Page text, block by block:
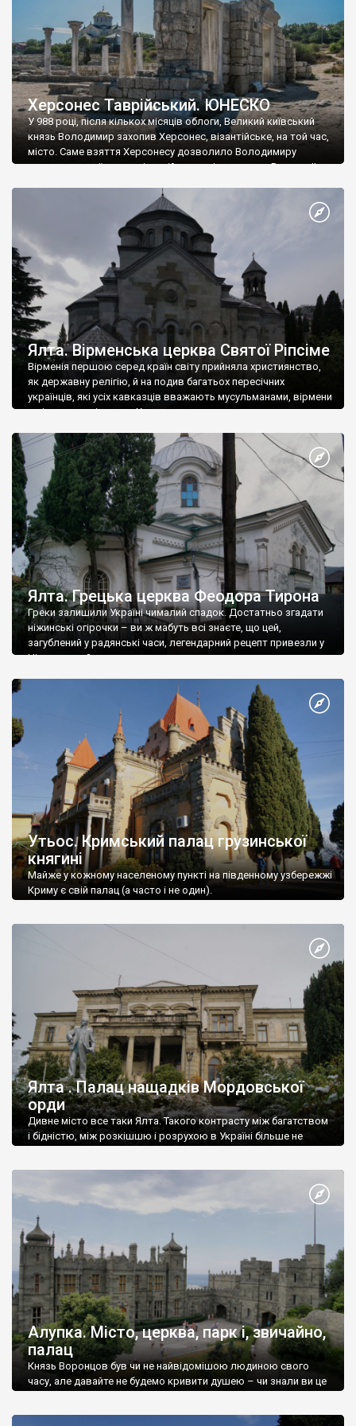
Херсонес Таврійський. ЮНЕСКО
У 988 році, після кількох місяців облоги, Великий київський
князь Володимир захопив Херсонес, візантійське, на той час,
місто. Саме взяття Херсонесу дозволило Володимиру
диктувати свої умови візантійському імператору Василю ІІ, та
Херсонесі Володимир-язичник, став Василем-християнином.
А потім було Хрещення Русі. На честь Херсонесу Таврійського
Ялта. Вірменська церква Святої Ріпсіме
Вірменія першою серед країн світу прийняла християнство,
як державну релігію, й на подив багатьох пересічних
українців, які усіх кавказців вважають мусульманами, вірмени
є відданими вірянами Христа
Ялта. Грецька церква Феодора Тирона
Греки залишили Україні чималий спадок. Достатньо згадати
ніжинські огірочки – ви ж мабуть всі знаєте, що цей,
загублений у радянські часи, легендарний рецепт привезли у
Ніжин греки?
Утьос. Кримський палац грузинської
княгині
Майже у кожному населеному пункті на південному узбережжі
Криму є свій палац (а часто і не один).
Ялта . Палац нащадків Мордовської
орди
Дивне місто все таки Ялта. Такого контрасту між багатством
і бідністю, між розкішшю і розрухою в Україні більше не
Алупка. Місто, церква, парк і, звичайно,
палац
Князь Воронцов був чи не найвідомішою людиною свого
часу, але давайте не будемо кривити душею – чи знали ви це